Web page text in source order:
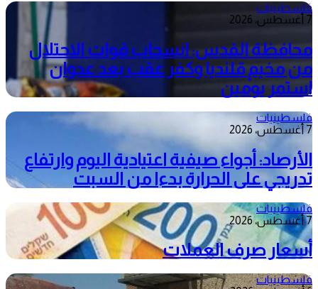
فلسطينيات
7 أغسطس، 2026
محافظة القدس: انسحاب قوات الاحتلال
من مخيم قلنديا وكفر عقب بعد عدوان
استمر يومين
فلسطينيات
7 أغسطس، 2026
الأرصاد: أجواء صيفية اعتيادية اليوم وارتفاع
تدريجي على الحرارة بدءا من السبت
فلسطينيات
7 أغسطس، 2026
أسعار صرف العملات
فلسطينيات